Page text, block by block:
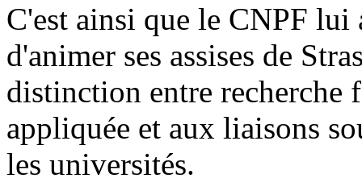
C'est ainsi que le CNPF lui
d'animer ses assises de
distinction entre recherche
appliquée et aux liaisons
les universités.